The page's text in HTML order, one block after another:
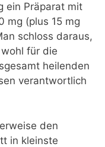
ein Präparat mit
mg (plus 15 mg
schloss daraus,
für die
heilenden
verantwortlich
den
in kleinste